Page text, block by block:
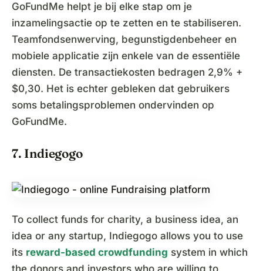
GoFundMe helpt je bij elke stap om je
inzamelingsactie op te zetten en te stabiliseren.
Teamfondsenwerving, begunstigdenbeheer en
mobiele applicatie zijn enkele van de essentiële
diensten. De transactiekosten bedragen 2,9% +
$0,30. Het is echter gebleken dat gebruikers
soms betalingsproblemen ondervinden op
GoFundMe.
7. Indiegogo
To collect funds for charity, a business idea, an
idea or any startup, Indiegogo allows you to use
its reward-based crowdfunding system in which